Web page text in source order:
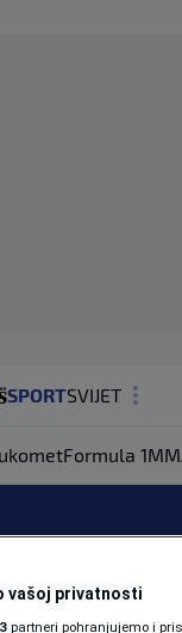
SPORTSVIJET
Formula 1
vašoj privatnosti
partneri pohranjujemo i